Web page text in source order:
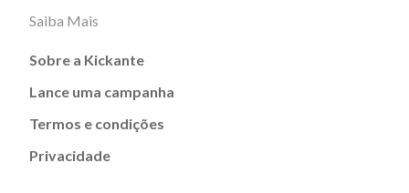
Saiba Mais
Sobre a Kickante
Lance uma campanha
Termos e condições
Privacidade